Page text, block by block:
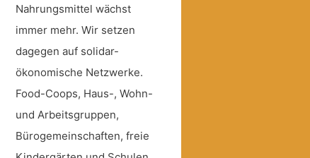
Nahrungsmittel wächst
immer mehr. Wir setzen
dagegen auf solidar-
ökonomische Netzwerke.
Food-Coops, Haus-, Wohn-
und Arbeitsgruppen,
Bürogemeinschaften, freie